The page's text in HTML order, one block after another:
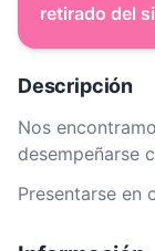
retirado del
Descripción
Nos
desempeñarse
Presentarse en